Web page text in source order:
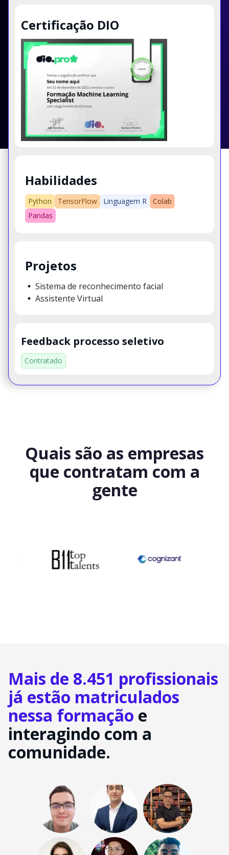
Certificação DIO
Habilidades
Python TensorFlow Linguagem R
Colab
Pandas
Projetos
Sistema de reconhecimento facial
Assistente Virtual
Feedback processo seletivo
Contratado
Quais são as empresas
que contratam com a
gente
Mais de 8.451 profissionais
já estão matriculados
nessa formação e
interagindo com a
comunidade.